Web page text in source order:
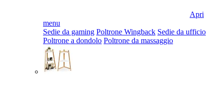
Apri
menu
Sedie da gaming Poltrone Wingback Sedie da ufficio
Poltrone a dondolo Poltrone da massaggio